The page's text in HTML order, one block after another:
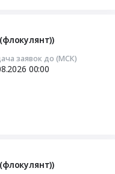
заявок до (МСК)
00:00